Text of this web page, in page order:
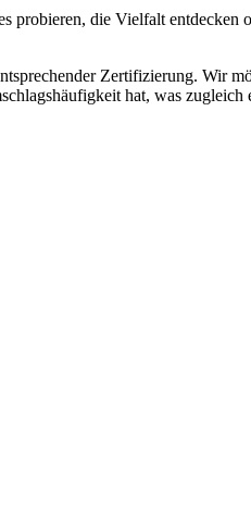
die Vielfalt entdecken
Zertifizierung. Wir
hat, was zugleich